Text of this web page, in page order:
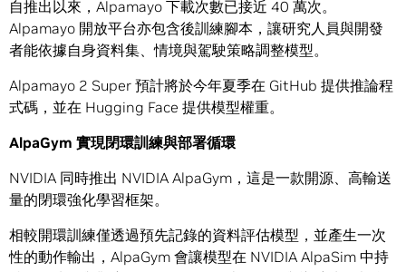
自推出以來，Alpamayo 下載次數已接近 40 萬次。
Alpamayo 開放平台亦包含後訓練腳本，讓研究人員與開發
者能依據自身資料集、情境與駕駛策略調整模型。
Alpamayo 2 Super 預計將於今年夏季在 GitHub 提供推論程
式碼，並在 Hugging Face 提供模型權重。
AlpaGym 實現閉環訓練與部署循環
NVIDIA 同時推出 NVIDIA AlpaGym，這是一款開源、高輸送
量的閉環強化學習框架。
相較開環訓練僅透過預先記錄的資料評估模型，並產生一次
性的動作輸出，AlpaGym 會讓模型在 NVIDIA AlpaSim 中持